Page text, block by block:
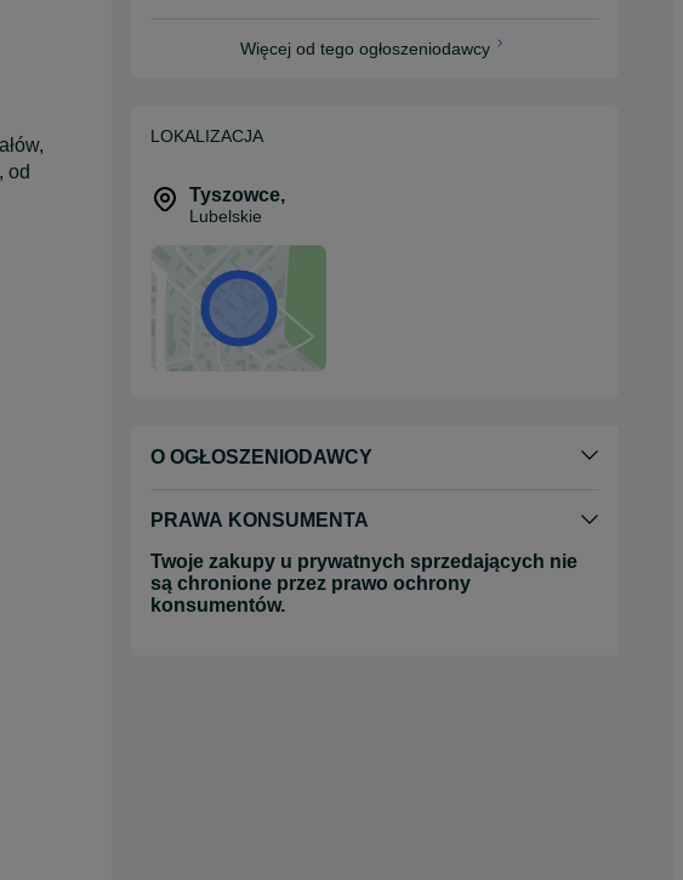
od
Więcej od tego ogłoszeniodawcy
LOKALIZACJA
Tyszowce,
Lubelskie
O OGŁOSZENIODAWCY
PRAWA KONSUMENTA
Twoje zakupy u prywatnych sprzedających nie
są chronione przez prawo ochrony
konsumentów.